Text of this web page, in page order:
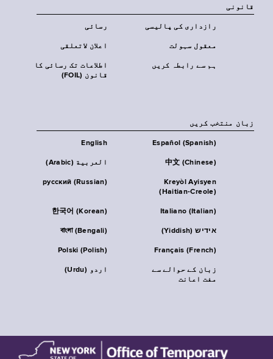
قانونی
رسائی رازداری کی پالیسی
اعلان لاتعلقی معقول سہولت
اطلاعات تک رسائی کا
قانون (FOIL)
ہم سے رابطہ کریں
زبان منتخب کریں
English Español (Spanish)
العربية (Arabic) 中文 (Chinese)
русский (Russian)
Kreyòl Ayisyen
(Haitian-Creole)
한국어 (Korean) Italiano (Italian)
বাংলা (Bengali) אידיש (Yiddish)
Polski (Polish) Français (French)
اردو (Urdu)
زبان کے حوالے سے
مفت اعانت